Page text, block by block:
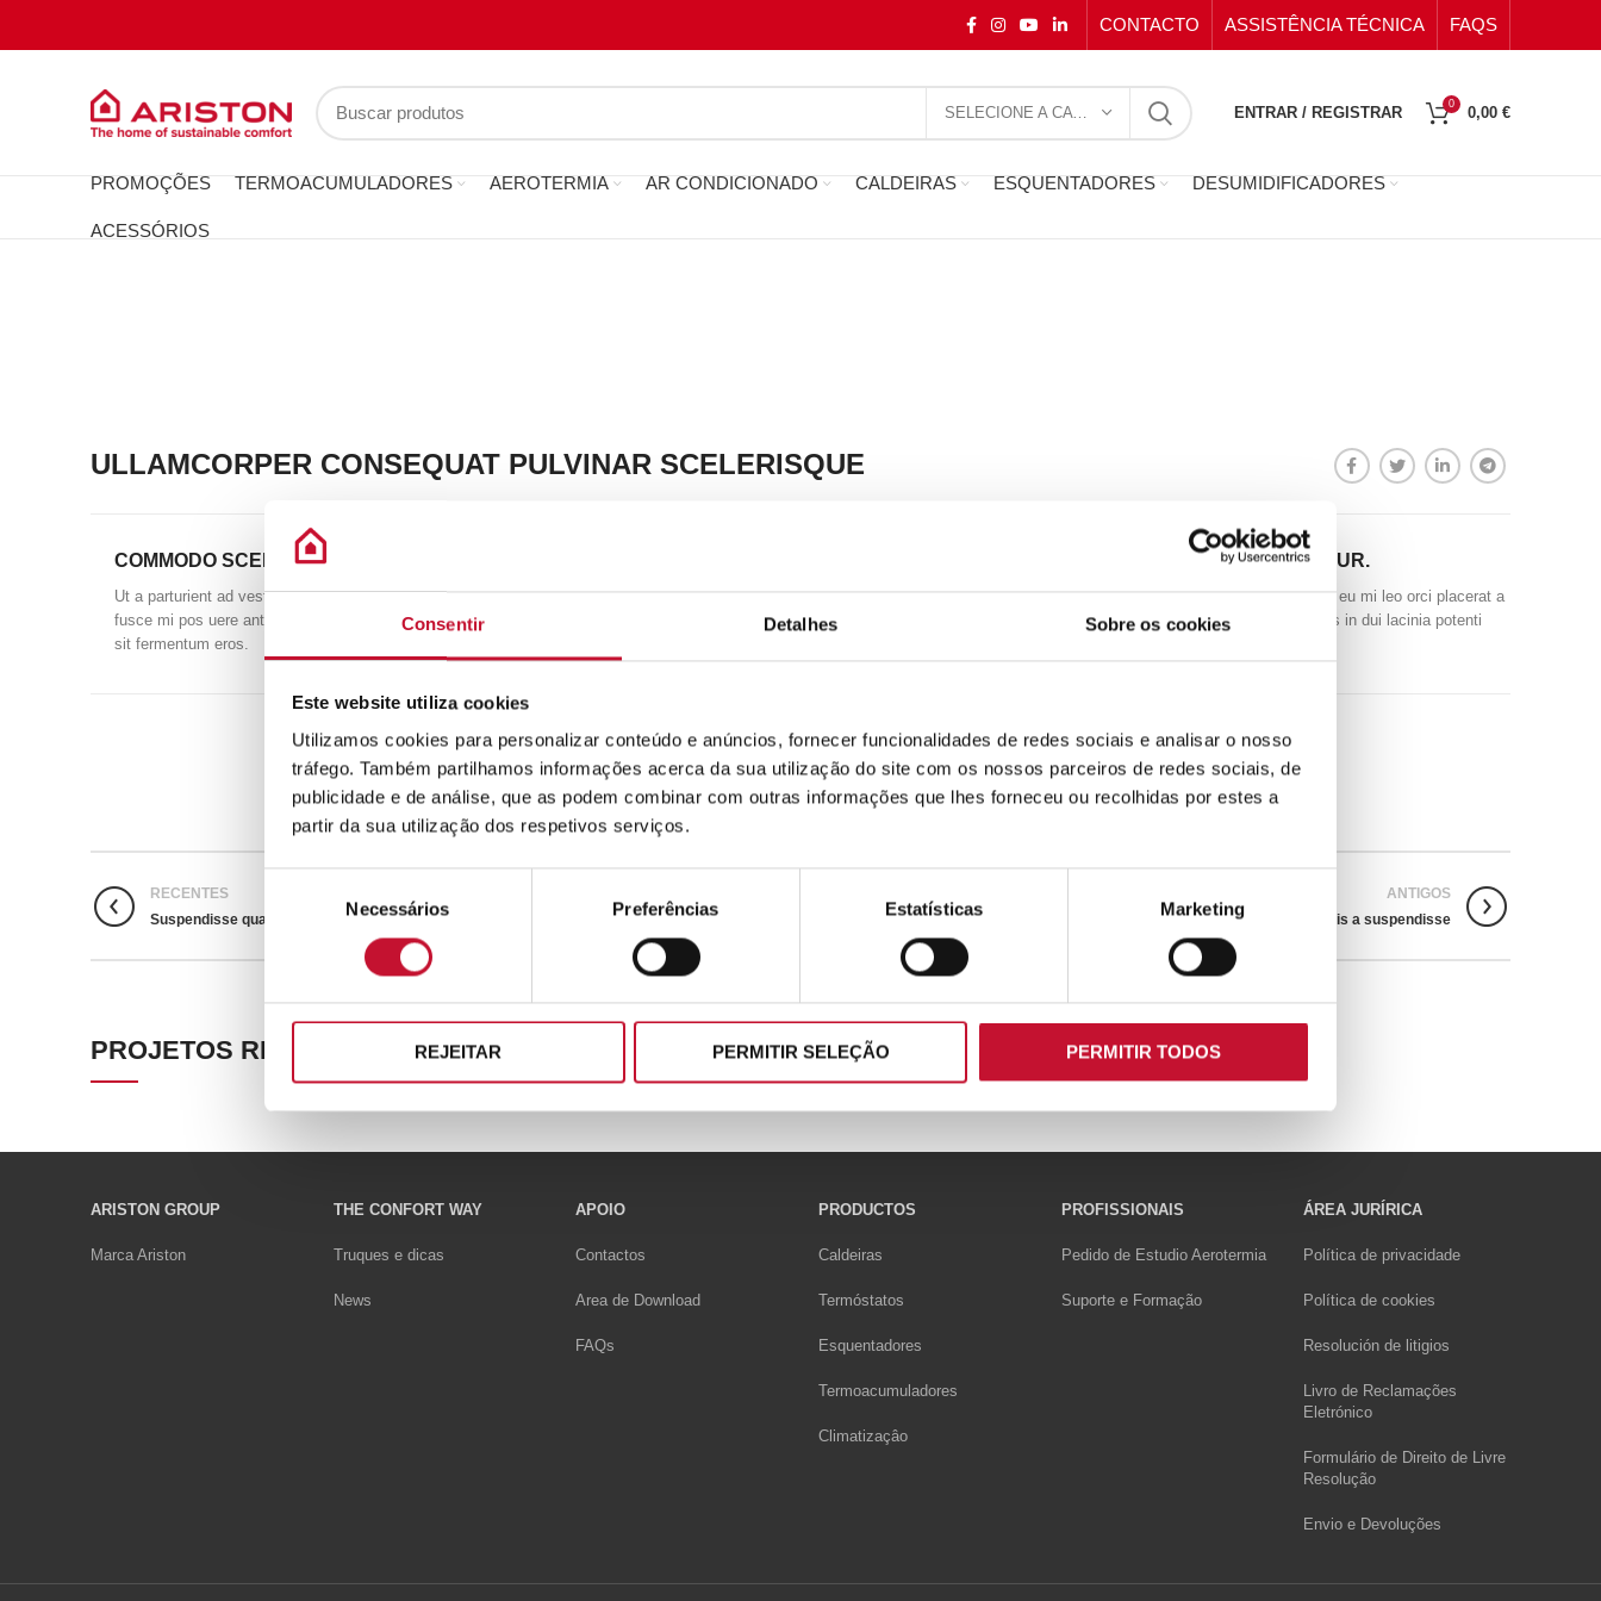
Consentir Detalhes Sobre os cookies
Este website utiliza cookies
Utilizamos cookies para personalizar conteúdo e anúncios, fornecer funcionalidades de redes sociais e analisar o nosso
tráfego. Também partilhamos informações acerca da sua utilização do site com os nossos parceiros de redes sociais, de
publicidade e de análise, que as podem combinar com outras informações que lhes forneceu ou recolhidas por estes a
partir da sua utilização dos respetivos serviços.
consentimento
Necessários Preferências Estatísticas Marketing
REJEITAR PERMITIR SELEÇÃO PERMITIR TODOS
CONTACTO ASSISTÊNCIA TÉCNICA FAQS
ENTRAR / REGISTRAR
0
0,00 €
PROMOÇÕES TERMOACUMULADORES AEROTERMIA AR CONDICIONADO CALDEIRAS ESQUENTADORES DESUMIDIFICADORES
ACESSÓRIOS
ULLAMCORPER CONSEQUAT PULVINAR SCELERISQUE
COMMODO SCELERISQUE.
Ut a parturient ad vestibulum lectus varius dignistami sarim
fusce mi pos uere ante vivamus vesti bulum part urient sed a
sit fermentum eros.
Elit suspendisse ut in senectus in vivamus magnis adipiscing
placerat accumsan laoreet nec penatibus a vel ut ipsum
VESTIBULUM CONSECTETUR.
Vestibulum nam lobortis scelerisque eu mi leo orci placerat a
parturient congue non commodo felis in dui lacinia potenti
RECENTES
Suspendisse quam at vestibulum
ANTIGOS
Et vestibulum quis a suspendisse
PROJETOS RELACIONADOS
ARISTON GROUP
Marca Ariston
THE CONFORT WAY
Truques e dicas
News
APOIO
Contactos
Area de Download
FAQs
PRODUCTOS
Caldeiras
Termóstatos
Esquentadores
Termoacumuladores
Climatizaçâo
PROFISSIONAIS
Pedido de Estudio Aerotermia
Suporte e Formação
ÁREA JURÍRICA
Política de privacidade
Política de cookies
Resolución de litigios
Livro de Reclamações
Eletrónico
Formulário de Direito de Livre
Resolução
Envio e Devoluções